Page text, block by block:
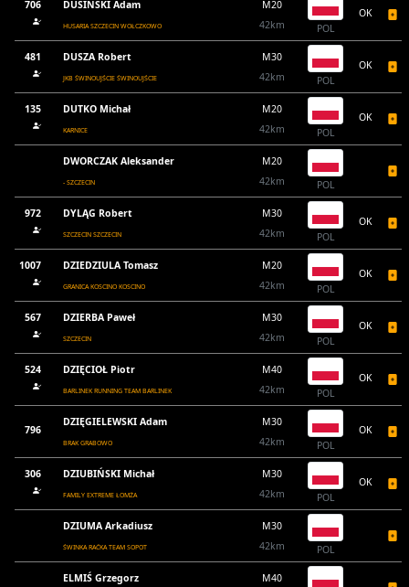
706 DUSIŃSKI Adam
HUSARIA SZCZECIN WOŁCZKOWO
M20
42km
POL
OK
481 DUSZA Robert
JKB ŚWINOUJŚCIE ŚWINOUJŚCIE
M30
42km
POL
OK
135 DUTKO Michał
KARNICE
M20
42km
POL
OK
DWORCZAK Aleksander
- SZCZECIN
M20
42km
POL
972 DYLĄG Robert
SZCZECIN SZCZECIN
M30
42km
POL
OK
1007 DZIEDZIULA Tomasz
GRANICA KOSCINO KOSCINO
M20
42km
POL
OK
567 DZIERBA Paweł
SZCZECIN
M30
42km
POL
OK
524 DZIĘCIOŁ Piotr
BARLINEK RUNNING TEAM BARLINEK
M40
42km
POL
OK
796
DZIĘGIELEWSKI Adam
BRAK GRABOWO
M30
42km
POL
OK
306 DZIUBIŃSKI Michał
FAMILY EXTREME ŁOMŻA
M30
42km
POL
OK
DZIUMA Arkadiusz
ŚWINKA RAĆKA TEAM SOPOT
M30
42km
POL
ELMIŚ Grzegorz
M40